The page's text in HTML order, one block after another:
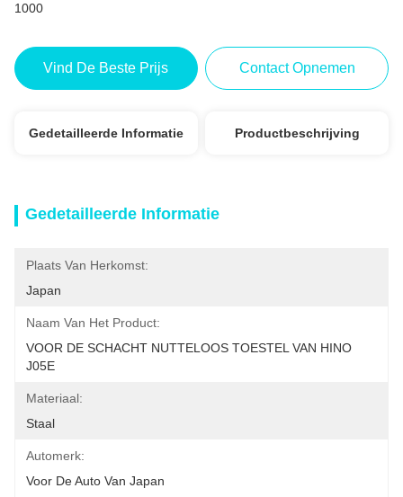
1000
Vind De Beste Prijs Contact Opnemen
Gedetailleerde Informatie Productbeschrijving
Gedetailleerde Informatie
Plaats Van Herkomst:
Japan
Naam Van Het Product:
VOOR DE SCHACHT NUTTELOOS TOESTEL VAN HINO
J05E
Materiaal:
Staal
Automerk:
Voor De Auto Van Japan